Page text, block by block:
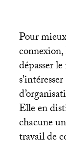
Pour
dépasser
Elle en
chacune
travail de